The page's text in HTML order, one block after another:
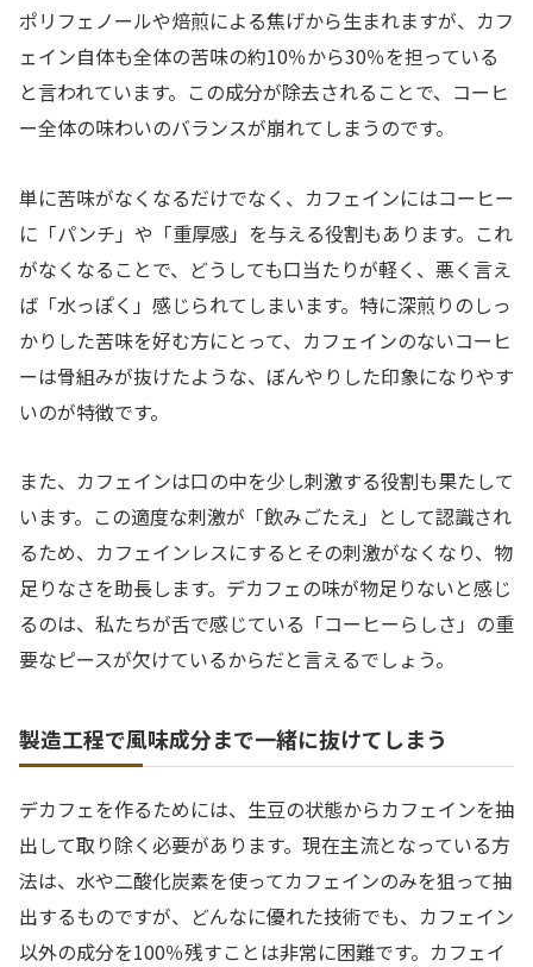
ポリフェノールや焙煎による焦げから生まれますが、カフ
ェイン自体も全体の苦味の約10％から30％を担っている
と言われています。この成分が除去されることで、コーヒ
ー全体の味わいのバランスが崩れてしまうのです。
単に苦味がなくなるだけでなく、カフェインにはコーヒー
に「パンチ」や「重厚感」を与える役割もあります。これ
がなくなることで、どうしても口当たりが軽く、悪く言え
ば「水っぽく」感じられてしまいます。特に深煎りのしっ
かりした苦味を好む方にとって、カフェインのないコーヒ
ーは骨組みが抜けたような、ぼんやりした印象になりやす
いのが特徴です。
また、カフェインは口の中を少し刺激する役割も果たして
います。この適度な刺激が「飲みごたえ」として認識され
るため、カフェインレスにするとその刺激がなくなり、物
足りなさを助長します。デカフェの味が物足りないと感じ
るのは、私たちが舌で感じている「コーヒーらしさ」の重
要なピースが欠けているからだと言えるでしょう。
製造工程で風味成分まで一緒に抜けてしまう
デカフェを作るためには、生豆の状態からカフェインを抽
出して取り除く必要があります。現在主流となっている方
法は、水や二酸化炭素を使ってカフェインのみを狙って抽
出するものですが、どんなに優れた技術でも、カフェイン
以外の成分を100％残すことは非常に困難です。カフェイ